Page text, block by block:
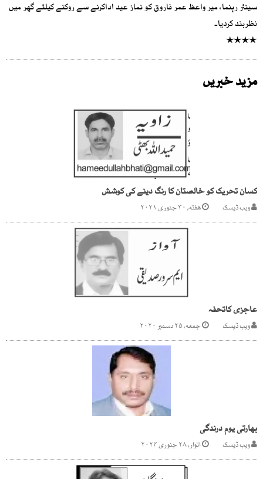
سینئر رہنما، میر واعظ عمر فاروق کو نماز عید اداکرنے سے روکنے کیلئے گھر میں
نظربند کردیا۔
٭٭٭٭
مزید خبریں
کسان تحریک کو خالصتان کا رنگ دینے کی کوشش
ویب ڈیسک هفته, ۳۰ جنوری ۲۰۲۱
عاجزی کاتحفہ
ویب ڈیسک جمعه, ۲۵ دسمبر ۲۰۲۰
بھارتی یوم درندگی
ویب ڈیسک اتوار, ۲۸ جنوری ۲۰۲۴